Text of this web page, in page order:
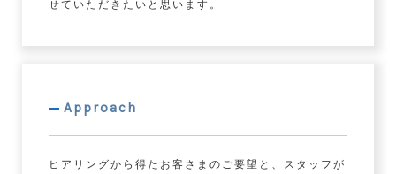
せていただきたいと思います。
Approach
ヒアリングから得たお客さまのご要望と、スタッフが